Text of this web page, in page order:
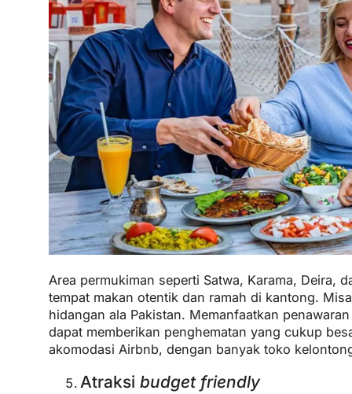
Area permukiman seperti Satwa, Karama, Deira,
tempat makan otentik dan ramah di kantong.
hidangan ala Pakistan. Memanfaatkan
dapat memberikan penghematan yang cukup
akomodasi Airbnb, dengan banyak toko
Atraksibudget friendly